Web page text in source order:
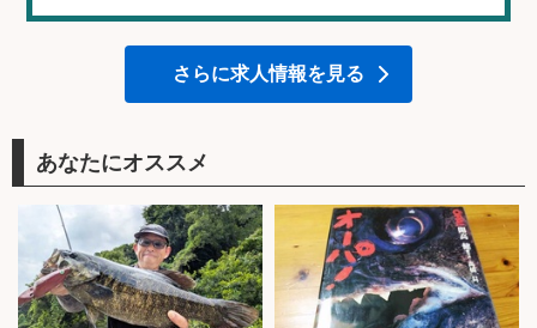
さらに求人情報を見る
あなたにオススメ